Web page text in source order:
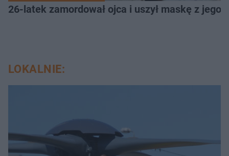
26-latek zamordował ojca i uszył maskę z
LOKALNIE: